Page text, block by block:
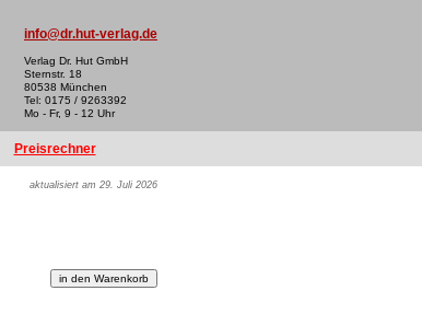
info@dr.hut-verlag.de
Verlag Dr. Hut GmbH
Sternstr. 18
80538 München
Tel: 0175 / 9263392
Mo - Fr, 9 - 12 Uhr
Preisrechner
aktualisiert am 29. Juli 2026